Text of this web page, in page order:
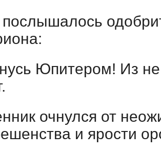
Юпитером! Из
очнулся от
и ярости